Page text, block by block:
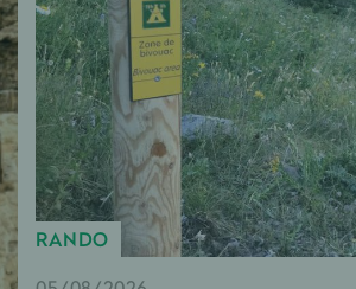
RANDO